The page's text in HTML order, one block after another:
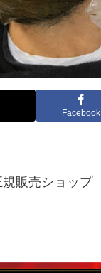
Facebook
販売ショップ